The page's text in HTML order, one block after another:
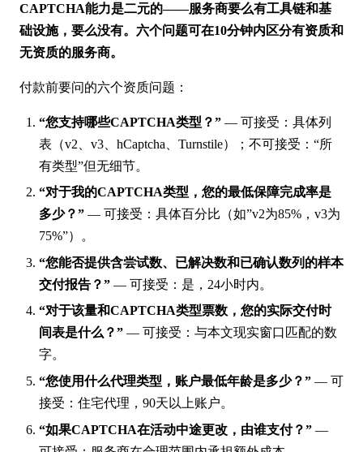
CAPTCHA能力是二元的——服务商要么有工具链和基
础设施，要么没有。六个问题可在10分钟内区分有资质和
无资质的服务商。
付款前要问的六个资质问题：
“您支持哪些CAPTCHA类型？” — 可接受：具体列
表（v2、v3、hCaptcha、Turnstile）；不可接受：“所
有类型”但无细节。
“对于我的CAPTCHA类型，您的最低保障完成率是
多少？” — 可接受：具体百分比（如”v2为85%，v3为
75%”）。
“您能否提供含尝试数、已解决数和已确认数列的样本
交付报告？” — 可接受：是，24小时内。
“对于该量和CAPTCHA类型票数，您的实际交付时
间表是什么？” — 可接受：与本文现实窗口匹配的数
字。
“您使用什么代理类型，账户最低年龄是多少？” — 可
接受：住宅代理，90天以上账户。
“如果CAPTCHA在活动中途更改，由谁支付？” —